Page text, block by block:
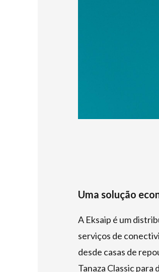
Uma solução
A Eksaip é um
serviços de
desde casas de
Tanaza Classic